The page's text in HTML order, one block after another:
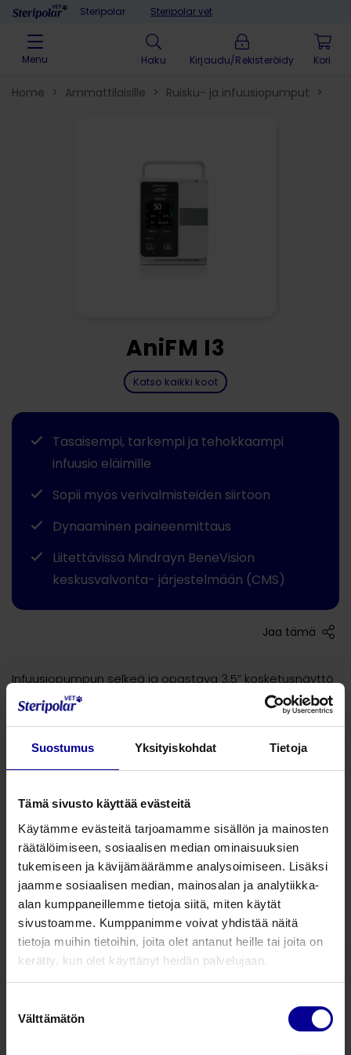
Suostumus Yksityiskohdat Tietoja
Tämä sivusto käyttää evästeitä
Käytämme evästeitä tarjoamamme sisällön ja mainosten
räätälöimiseen, sosiaalisen median ominaisuuksien
tukemiseen ja kävijämäärämme analysoimiseen. Lisäksi
jaamme sosiaalisen median, mainosalan ja analytiikka-
alan kumppaneillemme tietoja siitä, miten käytät
sivustoamme. Kumppanimme voivat yhdistää näitä
tietoja muihin tietoihin, joita olet antanut heille tai joita on
kerätty, kun olet käyttänyt heidän palvelujaan.
valinta
Välttämätön
Skip to contentSteripolar Steripolar vet
Menu Haku Kirjaudu/Rekisteröidy
Home > Ammattilaisille > Ruisku- ja infuusiopumput >
Infuusiopumpun selkeä ja opastava 3,5” kosketusnäyttö
sekä koko hoitojakson ohjelmointi etukäteen tekevät
käytöstä helppoa. Yleisimmin käytetyt
laitteeseen. Laite sopii myös verivalmisteiden sekä
ravintoliuosten antoon. Letkussa olevien ilmakuplien
paineentunnistus varmistaa tasaisen infuusion. Mikäli
letku tukkeutuu, paineentunnistuksen ansiosta
nesteenanto pysähtyy, ja Auto-Restart-toiminto jatkaa
nesteytystä tukoksen vapautuessa. Antibolus-toiminto
estää nesteen äkillisen vapautumisen. Akun pitkä, yli 5,5
h käyttöaika tuo työskentelyvarmuutta.
Tuotetiedot
Tuotenumero
AniFM I3
Katso kaikki koot
Tasaisempi, tarkempi ja tehokkaampi
infuusio eläimille
Sopii myös verivalmisteiden siirtoon
Dynaaminen paineenmittaus
Liitettävissä Mindrayn BeneVision
keskusvalvonta- järjestelmään (CMS)
Jaa tämä